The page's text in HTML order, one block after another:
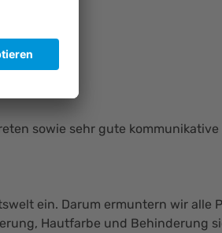
sowie sehr gute kommunikative
ein. Darum ermuntern wir alle
Hautfarbe und Behinderung